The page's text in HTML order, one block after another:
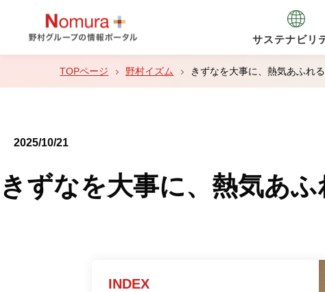
サステナビリ
野村イズム きずなを大事に、熱気あふれ
きずなを大事に、熱気あ
2025/10/21
INDEX